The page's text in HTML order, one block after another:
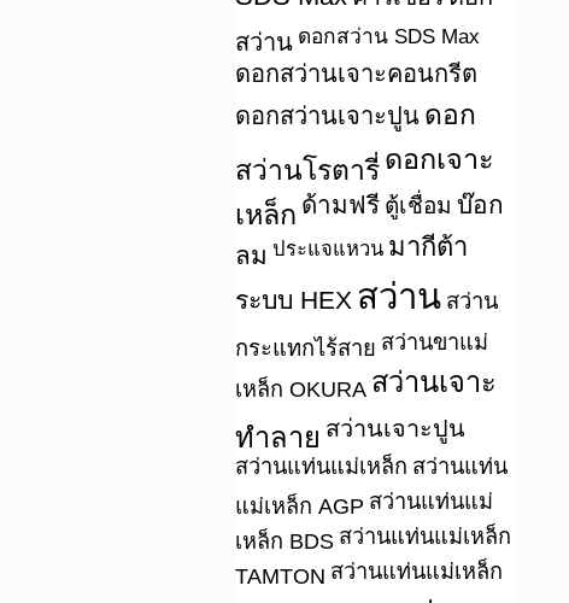
สว่าน ดอกสว่าน SDS Max
ดอกสว่านเจาะคอนกรีต
ดอกสว่านเจาะปูน ดอก
สว่านโรตารี่ ดอกเจาะ
เหล็ก ด้ามฟรี ตู้เชื่อม บ๊อก
ลม ประแจแหวน มากีต้า
ระบบ HEX สว่าน สว่าน
กระแทกไร้สาย สว่านขาแม่
เหล็ก OKURA สว่านเจาะ
ทำลาย สว่านเจาะปูน
สว่านแท่นแม่เหล็ก สว่านแท่น
แม่เหล็ก AGP สว่านแท่นแม่
เหล็ก BDS สว่านแท่นแม่เหล็ก
TAMTON สว่านแท่นแม่เหล็ก